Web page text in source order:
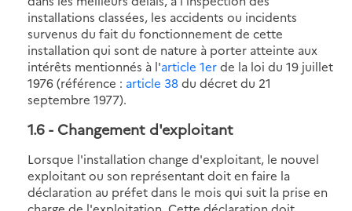
installations classées, les accidents ou incidents
survenus du fait du fonctionnement de cette
installation qui sont de nature à porter atteinte aux
intérêts mentionnés à l'article 1erde la loi du 19 juillet
1976 (référence : article 38du décret du 21
septembre 1977).
1.6 - Changement d'exploitant
Lorsque l'installation change d'exploitant, le nouvel
exploitant ou son représentant doit en faire la
déclaration au préfet dans le mois qui suit la prise en